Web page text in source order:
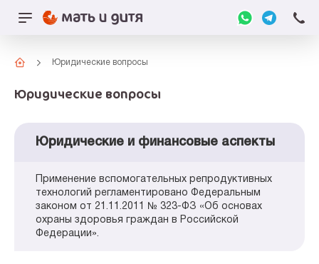
Юридические вопросы
Юридические вопросы
Юридические и финансовые аспекты
Применение вспомогательных репродуктивных
технологий регламентировано Федеральным
законом от 21.11.2011 № 323-ФЗ «Об основах
охраны здоровья граждан в Российской
Федерации».